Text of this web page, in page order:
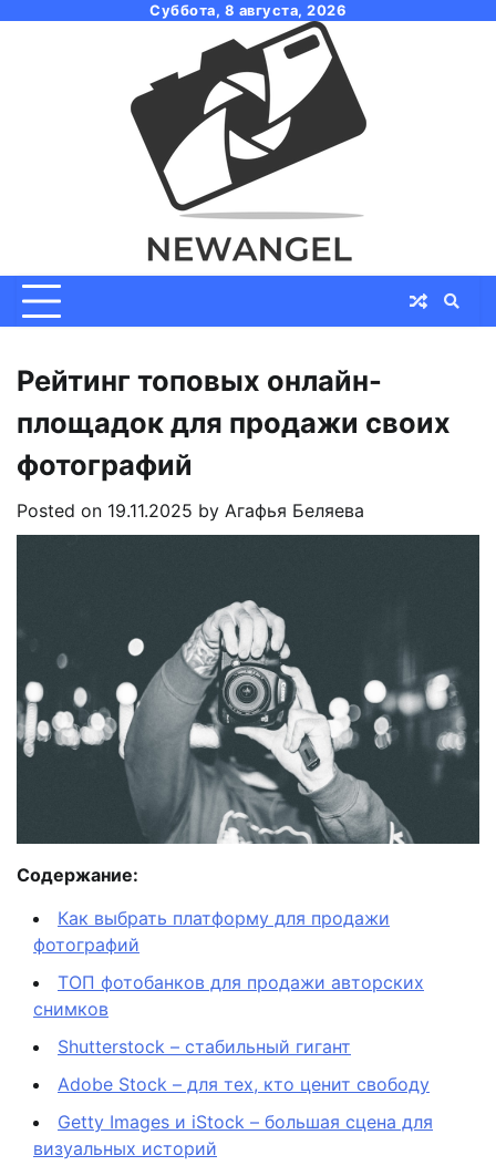
Суббота, 8 августа, 2026
Рейтинг топовых онлайн-
площадок для продажи своих
фотографий
Posted on 19.11.2025 by Агафья Беляева
Содержание:
Как выбрать платформу для продажи
фотографий
ТОП фотобанков для продажи авторских
снимков
Shutterstock – стабильный гигант
Adobe Stock – для тех, кто ценит свободу
Getty Images и iStock – большая сцена для
визуальных историй